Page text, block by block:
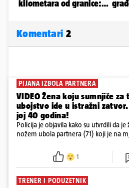
Komentari 2
PIJANA IZBOLA PARTNERA
VIDEO Žena koju sumnjiče za
ubojstvo ide u istražni
joj 40 godina!
Policija je objavila kako su utvrdili da je
nožem ubola partnera (71) koji je na
ispitali i poslali u istražni zatvor
1
TRENER I PODUZETNIK